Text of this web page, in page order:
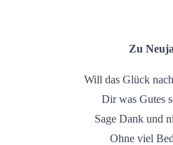
Zu
Will das Glück
Dir was Gutes
Sage Dank und
Ohne viel